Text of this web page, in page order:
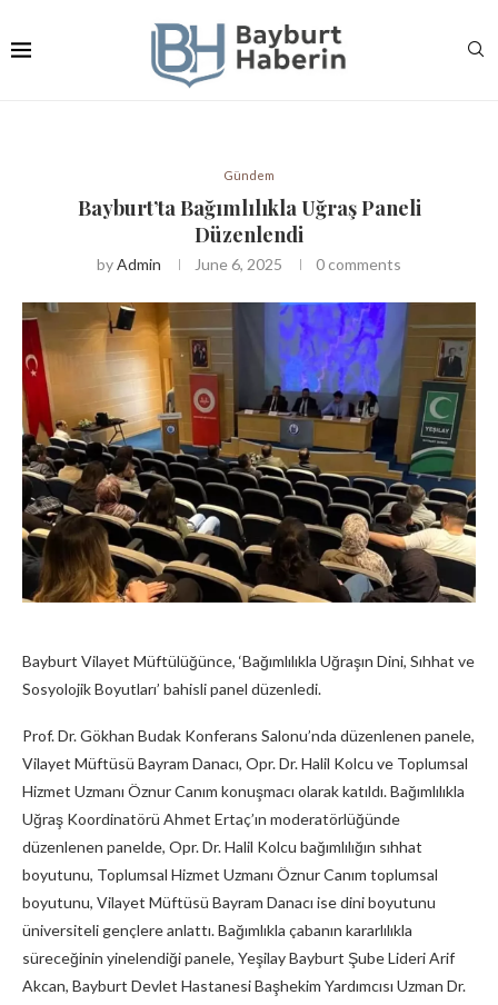
Gündem
Bayburt’ta Bağımlılıkla Uğraş Paneli
Düzenlendi
byAdmin June 6, 2025 0 comments
Bayburt Vilayet Müftülüğünce, ‘Bağımlılıkla Uğraşın Dini, Sıhhat ve
Sosyolojik Boyutları’ bahisli panel düzenledi.
Prof. Dr. Gökhan Budak Konferans Salonu’nda düzenlenen panele,
Vilayet Müftüsü Bayram Danacı, Opr. Dr. Halil Kolcu ve Toplumsal
Hizmet Uzmanı Öznur Canım konuşmacı olarak katıldı. Bağımlılıkla
Uğraş Koordinatörü Ahmet Ertaç’ın moderatörlüğünde
düzenlenen panelde, Opr. Dr. Halil Kolcu bağımlılığın sıhhat
boyutunu, Toplumsal Hizmet Uzmanı Öznur Canım toplumsal
boyutunu, Vilayet Müftüsü Bayram Danacı ise dini boyutunu
üniversiteli gençlere anlattı. Bağımlıkla çabanın kararlılıkla
süreceğinin yinelendiği panele, Yeşilay Bayburt Şube Lideri Arif
Akcan, Bayburt Devlet Hastanesi Başhekim Yardımcısı Uzman Dr.